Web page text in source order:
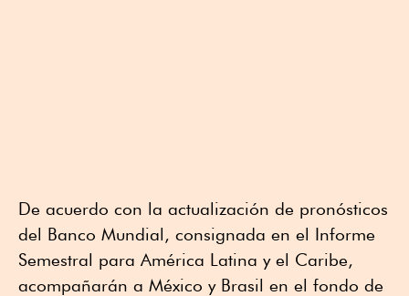
De acuerdo con la actualización de pronósticos
del Banco Mundial, consignada en el Informe
Semestral para América Latina y el Caribe,
acompañarán a México y Brasil en el fondo de